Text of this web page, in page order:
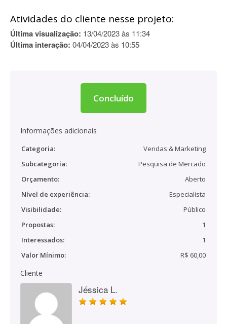
Atividades do cliente nesse projeto:
Última visualização: 13/04/2023 às 11:34
Última interação: 04/04/2023 às 10:55
Concluído
Informações adicionais
Categoria:
Vendas & Marketing
Subcategoria:
Pesquisa de Mercado
Orçamento:
Aberto
Nível de experiência:
Especialista
Visibilidade:
Público
Propostas:
1
Interessados:
1
Valor Mínimo:
R$ 60,00
Cliente
Jéssica L.